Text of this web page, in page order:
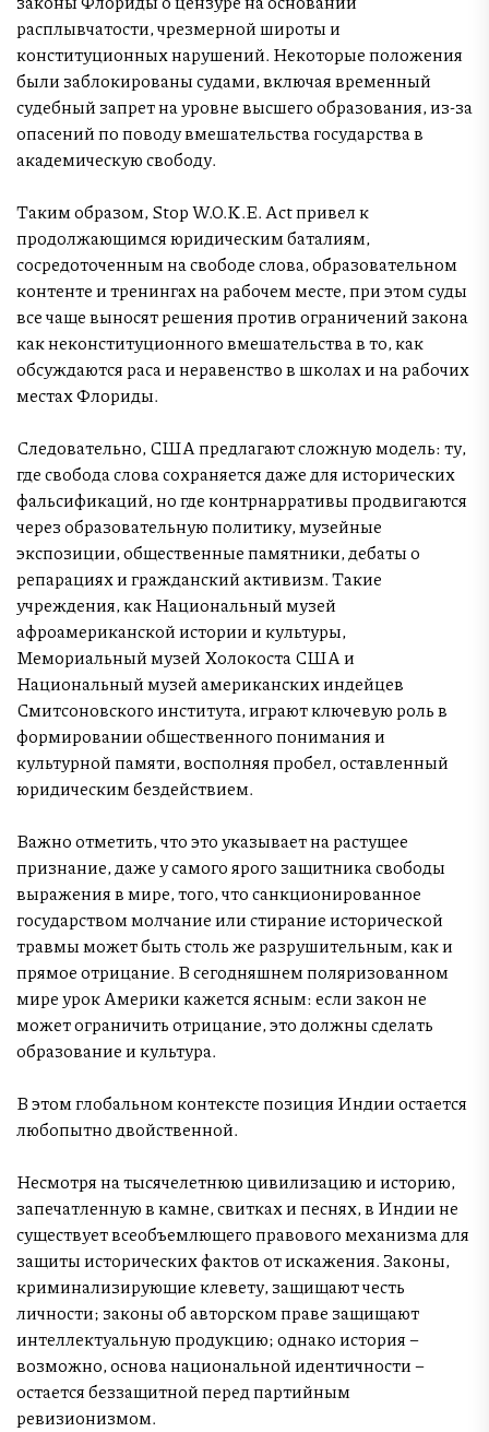
расплывчатости, чрезмерной широты и
конституционных нарушений. Некоторые положения
были заблокированы судами, включая временный
судебный запрет на уровне высшего образования, из-за
опасений по поводу вмешательства государства в
академическую свободу.
Таким образом, Stop W.O.K.E. Act привел к
продолжающимся юридическим баталиям,
сосредоточенным на свободе слова, образовательном
контенте и тренингах на рабочем месте, при этом суды
все чаще выносят решения против ограничений закона
как неконституционного вмешательства в то, как
обсуждаются раса и неравенство в школах и на рабочих
местах Флориды.
Следовательно, США предлагают сложную модель: ту,
где свобода слова сохраняется даже для исторических
фальсификаций, но где контрнарративы продвигаются
через образовательную политику, музейные
экспозиции, общественные памятники, дебаты о
репарациях и гражданский активизм. Такие
учреждения, как Национальный музей
афроамериканской истории и культуры,
Мемориальный музей Холокоста США и
Национальный музей американских индейцев
Смитсоновского института, играют ключевую роль в
формировании общественного понимания и
культурной памяти, восполняя пробел, оставленный
юридическим бездействием.
Важно отметить, что это указывает на растущее
признание, даже у самого ярого защитника свободы
выражения в мире, того, что санкционированное
государством молчание или стирание исторической
травмы может быть столь же разрушительным, как и
прямое отрицание. В сегодняшнем поляризованном
мире урок Америки кажется ясным: если закон не
может ограничить отрицание, это должны сделать
образование и культура.
В этом глобальном контексте позиция Индии остается
любопытно двойственной.
Несмотря на тысячелетнюю цивилизацию и историю,
запечатленную в камне, свитках и песнях, в Индии не
существует всеобъемлющего правового механизма для
защиты исторических фактов от искажения. Законы,
криминализирующие клевету, защищают честь
личности; законы об авторском праве защищают
интеллектуальную продукцию; однако история –
возможно, основа национальной идентичности –
остается беззащитной перед партийным
ревизионизмом.